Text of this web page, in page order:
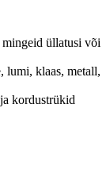
mingeid üllatusi või
lumi, klaas, metall,
kordustrükid